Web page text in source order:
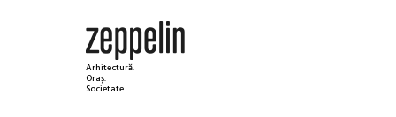
Arhitectură.
Oraș.
Societate.